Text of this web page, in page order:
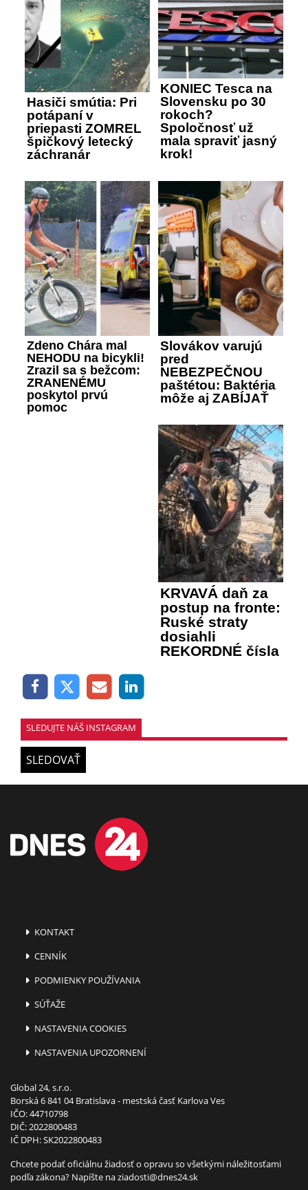
Hasiči smútia: Pri
potápaní v
priepasti ZOMREL
špičkový letecký
záchranár
KONIEC Tesca na
Slovensku po 30
rokoch?
Spoločnosť už
mala spraviť jasný
krok!
Zdeno Chára mal
NEHODU na bicykli!
Zrazil sa s bežcom:
ZRANENÉMU
poskytol prvú
pomoc
Slovákov varujú
pred
NEBEZPEČNOU
paštétou: Baktéria
môže aj ZABÍJAŤ
KRVAVÁ daň za
postup na fronte:
Ruské straty
dosiahli
REKORDNÉ čísla
SLEDUJTE NÁŠ INSTAGRAM
SLEDOVAŤ
KONTAKT
CENNÍK
PODMIENKY POUŽÍVANIA
SÚŤAŽE
NASTAVENIA COOKIES
NASTAVENIA UPOZORNENÍ
Global 24, s.r.o.
Borská 6 841 04 Bratislava - mestská časť Karlova Ves
IČO: 44710798
DIČ: 2022800483
IČ DPH: SK2022800483
Chcete podať oficiálnu žiadosť o opravu so všetkými náležitosťami
podľa zákona? Napíšte naziadosti@dnes24.sk